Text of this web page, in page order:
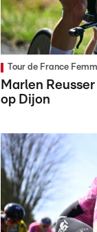
Tour de France
Marlen
op Dijon